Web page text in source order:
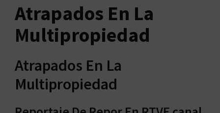
Atrapados En La
Multipropiedad
Atrapados En La
Multipropiedad